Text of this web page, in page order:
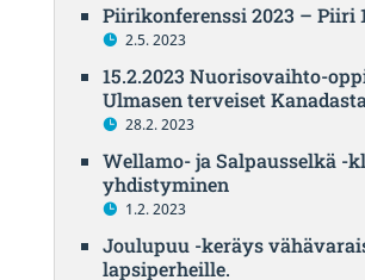
Piirikonferenssi 2023 – Piiri
2.5. 2023
15.2.2023 Nuorisovaihto-
Ulmasen terveiset
28.2. 2023
Wellamo- ja Salpausselkä -
yhdistyminen
1.2. 2023
Joulupuu -keräys
lapsiperheille.